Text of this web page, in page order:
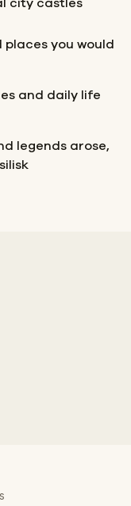
city castles
you would
and daily life
legends arose,